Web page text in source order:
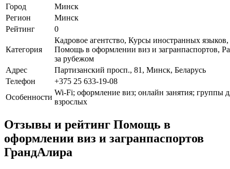
Город
Минск
Регион
Минск
Рейтинг
0
Категория
Кадровое агентство, Курсы иностранных языков,
Помощь в оформлении виз и загранпаспортов,
за рубежом
Адрес
Партизанский просп., 81, Минск, Беларусь
Телефон
+375 25 633-19-08
Особенности
Wi-Fi; оформление виз; онлайн занятия; группы
взрослых
Отзывы и рейтинг Помощь в
оформлении виз и загранпаспортов
ГрандАлира